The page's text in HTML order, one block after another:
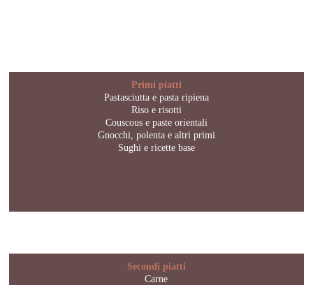
Primi piatti
Pastasciutta e pasta ripiena
Riso e risotti
Couscous e paste orientali
Gnocchi, polenta e altri primi
Sughi e ricette base
Secondi piatti
Carne